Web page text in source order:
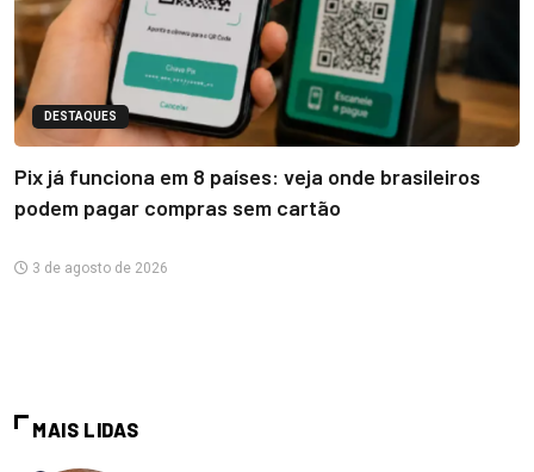
DESTAQUES
Pix já funciona em 8 países: veja onde brasileiros
podem pagar compras sem cartão
3 de agosto de 2026
MAIS LIDAS